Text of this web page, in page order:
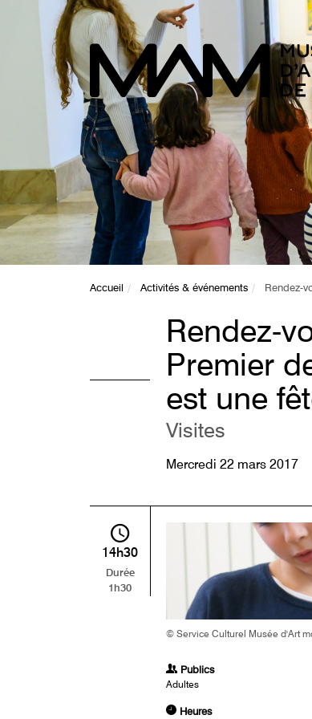
Accueil Activités & événements Rendez-
Rendez-
Premier
est une
Visites
Mercredi 22 mars 2017
© Service Culturel Musée d'Art
14h30
Durée
1h30
Publics
Adultes
Heures